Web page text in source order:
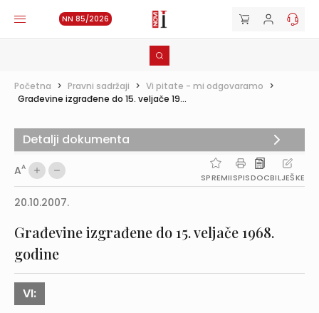
NN 85/2026
Početna > Pravni sadržaji > Vi pitate - mi odgovaramo >
Građevine izgrađene do 15. veljače 19...
AA
SPREMIISPISDOCBILJEŠKE
20.10.2007.
Građevine izgrađene do 15. veljače 1968.
godine
VI:
Detalji dokumenta